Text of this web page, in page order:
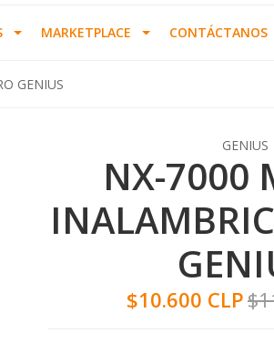
MARKETPLACE CONTÁCTANOS
GENIUS
GENIUS
NX-7000
$10.600 CLP